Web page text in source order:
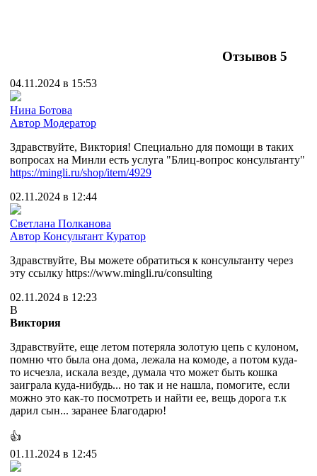
Отзывов 5
04.11.2024 в 15:53
Нина Ботова
Автор Модератор
Здравствуйте, Виктория! Специально для помощи в таких
вопросах на Минли есть услуга "Блиц-вопрос консультанту"
https://mingli.ru/shop/item/4929
02.11.2024 в 12:44
Cветлана Полканова
Автор Консультант Куратор
Здравствуйте, Вы можете обратиться к консультанту через
эту ссылку https://www.mingli.ru/consulting
02.11.2024 в 12:23
В
Виктория
Здравствуйте, еще летом потеряла золотую цепь с кулоном,
помню что была она дома, лежала на комоде, а потом куда-
то исчезла, искала везде, думала что может быть кошка
заиграла куда-нибудь... но так и не нашла, помогите, если
можно это как-то посмотреть и найти ее, вещь дорога т.к
дарил сын... заранее Благодарю!
👍
01.11.2024 в 12:45